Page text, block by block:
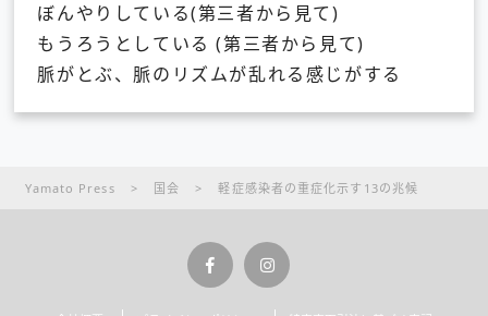
ぼんやりしている(第三者から見て)
もうろうとしている (第三者から見て)
脈がとぶ、脈のリズムが乱れる感じがする
Yamato Press > 国会 > 軽症感染者の重症化示す13の兆候